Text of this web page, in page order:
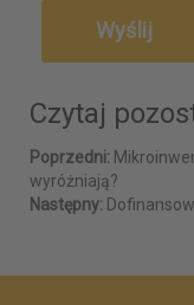
Czytaj
Poprzedni:
wyróżniają?
Następny: